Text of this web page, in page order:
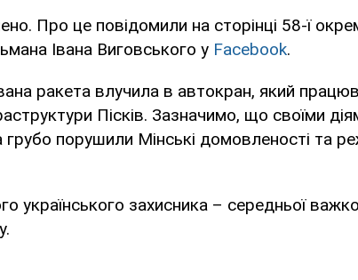
Про це повідомили на сторінці 58-ї
Івана Виговського у Facebook.
ракета влучила в автокран, який
Пісків. Зазначимо, що своїми
грубо порушили Мінські домовленості та
українського захисника – середньої